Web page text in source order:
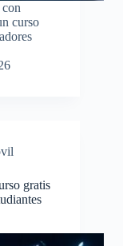
curso
gratis